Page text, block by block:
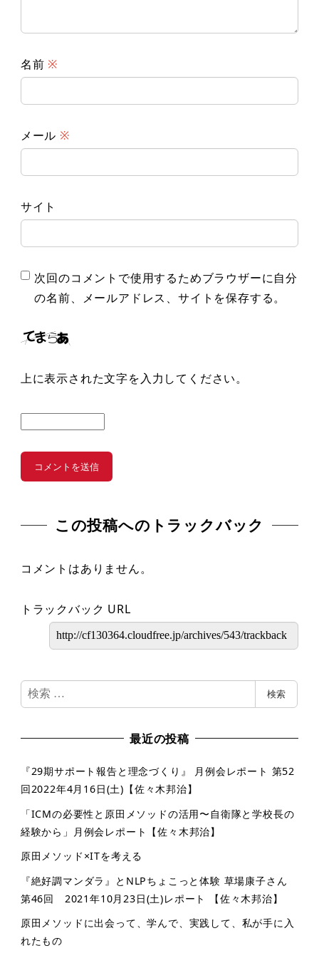
名前 ※
メール ※
サイト
次回のコメントで使用するためブラウザーに自分
の名前、メールアドレス、サイトを保存する。
上に表示された文字を入力してください。
この投稿へのトラックバック
コメントはありません。
トラックバック URL
検
索
検索
最近の投稿
『29期サポート報告と理念づくり』 月例会レポート 第52
回2022年4月16日(土)【佐々木邦治】
「ICMの必要性と原田メソッドの活用〜自衛隊と学校長の
経験から」月例会レポート【佐々木邦治】
原田メソッド×ITを考える
『絶好調マンダラ』とNLPちょこっと体験 草場康子さん
第46回 2021年10月23日(土)レポート 【佐々木邦治】
原田メソッドに出会って、学んで、実践して、私が手に入
れたもの